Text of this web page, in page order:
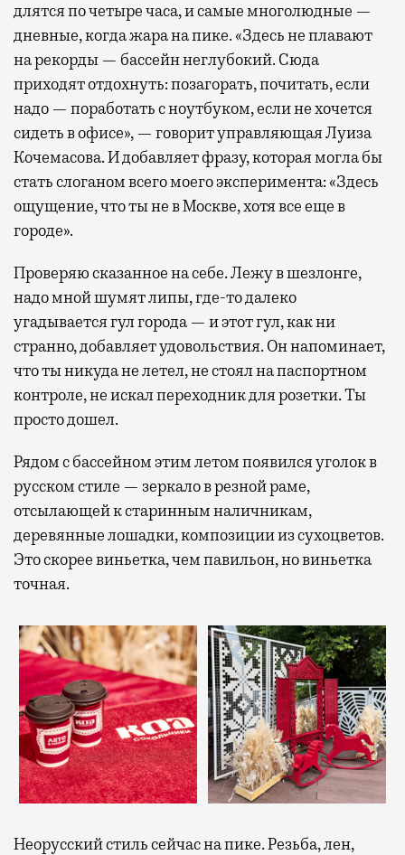
длятся по четыре часа, и самые многолюдные —
дневные, когда жара на пике. «Здесь не плавают
на рекорды — бассейн неглубокий. Сюда
приходят отдохнуть: позагорать, почитать, если
надо — поработать с ноутбуком, если не хочется
сидеть в офисе», — говорит управляющая Луиза
Кочемасова. И добавляет фразу, которая могла бы
стать слоганом всего моего эксперимента: «Здесь
ощущение, что ты не в Москве, хотя все еще в
городе».
Проверяю сказанное на себе. Лежу в шезлонге,
надо мной шумят липы, где-то далеко
угадывается гул города — и этот гул, как ни
странно, добавляет удовольствия. Он напоминает,
что ты никуда не летел, не стоял на паспортном
контроле, не искал переходник для розетки. Ты
просто дошел.
Рядом с бассейном этим летом появился уголок в
русском стиле — зеркало в резной раме,
отсылающей к старинным наличникам,
деревянные лошадки, композиции из сухоцветов.
Это скорее виньетка, чем павильон, но виньетка
точная.
Неорусский стиль сейчас на пике. Резьба, лен,